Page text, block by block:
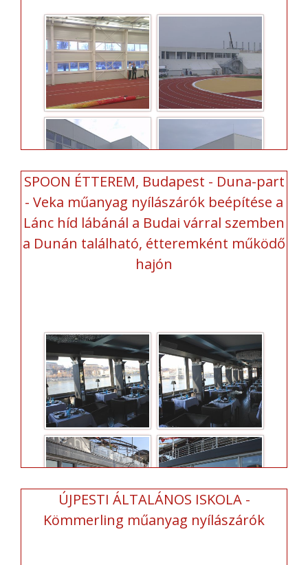
SPOON ÉTTEREM, Budapest - Duna-part
- Veka műanyag nyílászárók beépítése a
Lánc híd lábánál a Budai várral szemben
a Dunán található, étteremként működő
hajón
ÚJPESTI ÁLTALÁNOS ISKOLA -
Kömmerling műanyag nyílászárók